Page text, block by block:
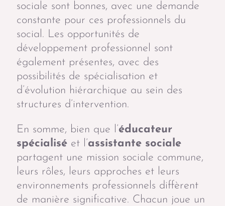
sociale sont bonnes, avec une demande
constante pour ces professionnels du
social. Les opportunités de
développement professionnel sont
également présentes, avec des
possibilités de spécialisation et
d’évolution hiérarchique au sein des
structures d’intervention.
En somme, bien que l’éducateur
spécialisé et l’assistante sociale
partagent une mission sociale commune,
leurs rôles, leurs approches et leurs
environnements professionnels diffèrent
de manière significative. Chacun joue un